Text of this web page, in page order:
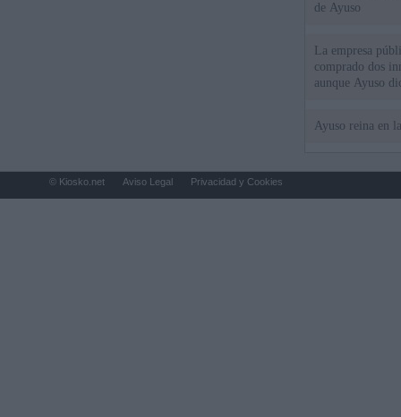
de Ayuso
La empresa
comprado dos
aunque Ayuso
Ayuso reina en
© Kiosko.net Aviso Legal Privacidad y Cookies